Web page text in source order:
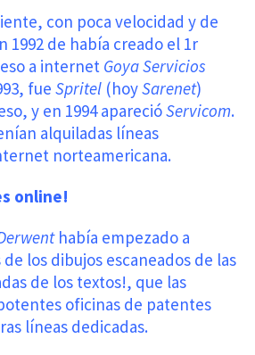
con poca velocidad y de
1992 de había creado el 1r
a internet Goya Servicios
fue Spritel (hoySarenet)
y en 1994 aparecióServicom.
alquiladas líneas
norteamericana.
online!
había empezado a
los dibujos escaneados de las
de los textos!, que las
oficinas de patentes
líneas dedicadas.